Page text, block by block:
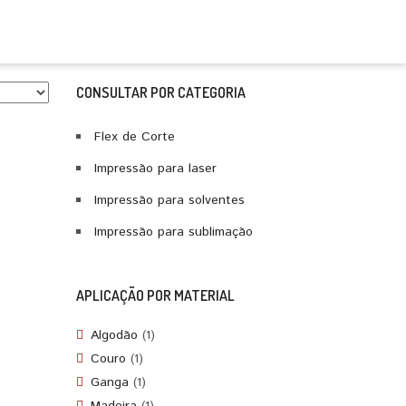
CONSULTAR POR CATEGORIA
Flex de Corte
Impressão para laser
Impressão para solventes
Impressão para sublimação
APLICAÇÃO POR MATERIAL
Algodão (1)
Couro (1)
Ganga (1)